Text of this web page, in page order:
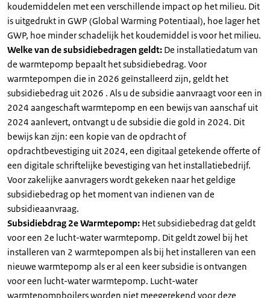
koudemiddelen met een verschillende impact op het milieu. Dit
is uitgedrukt in GWP (Global Warming Potentiaal), hoe lager het
GWP, hoe minder schadelijk het koudemiddel is voor het milieu.
Welke van de subsidiebedragen geldt: De installatiedatum van
de warmtepomp bepaalt het subsidiebedrag. Voor
warmtepompen die in 2026 geïnstalleerd zijn, geldt het
subsidiebedrag uit 2026 . Als u de subsidie aanvraagt voor een in
2024 aangeschaft warmtepomp en een bewijs van aanschaf uit
2024 aanlevert, ontvangt u de subsidie die gold in 2024. Dit
bewijs kan zijn: een kopie van de opdracht of
opdrachtbevestiging uit 2024, een digitaal getekende offerte of
een digitale schriftelijke bevestiging van het installatiebedrijf.
Voor zakelijke aanvragers wordt gekeken naar het geldige
subsidiebedrag op het moment van indienen van de
subsidieaanvraag.
Subsidiebdrag 2e Warmtepomp: Het subsidiebedrag dat geldt
voor een 2e lucht-water warmtepomp. Dit geldt zowel bij het
installeren van 2 warmtepompen als bij het installeren van een
nieuwe warmtepomp als er al een keer subsidie is ontvangen
voor een lucht-water warmtepomp. Lucht-water
warmtepompboilers worden niet meegerekend voor deze